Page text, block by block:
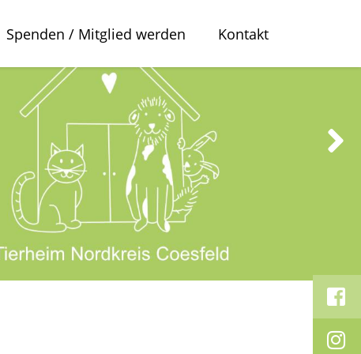
Spenden / Mitglied werden Kontakt